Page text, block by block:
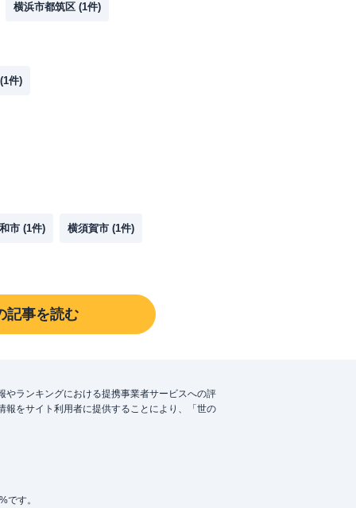
横浜市都筑区 (1件)
(1件)
市 (1件) 横須賀市 (1件)
記事を読む
ランキングにおける提携事業者サービスへの評
をサイト利用者に提供することにより、「世の
です。